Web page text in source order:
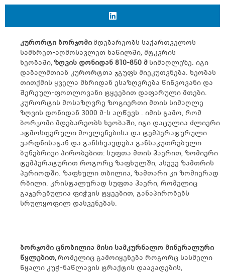
კურორტი ბორჯომი მდებარეობს საქართველოს
სამხრეთ-აღმოსავლეთ ნაწილში, მტკვრის
ხეობაში, ზღვის დონიდან 810-850 მ სიმაღლეზე. იგი
დაბალმთიან კურორტთა ჯგუფს მიეკუთვნება. ხეობას
თითქმის ყველა მხრიდან ესაზღვრება წიწვოვანი და
შერეულ-ფოთლოვანი ტყეებით დაფარული მთები.
კურორტის მოსაზღვრე ზოგიერთი მთის სიმაღლე
ზღვის დონიდან 3000 მ-ს აღწევს . იმის გამო, რომ
ბორჯომი მდებარეობს ხეობაში, იგი დაცულია ძლიერი
ატმოსფერული მოვლენებისა და ტემპერატურული
ვარდნისაგან და განსხვავდება განსაკუთრებული
ბუნებრივი პირობებით: სუფთა მთის ჰაერით, ზომიერი
ტემპერატურით როგორც ზაფხულში, ასევე ზამთრის
პერიოდში. ზაფხული თბილია, ზამთარი კი ზომიერად
რბილი. კრისტალურად სუფთა ჰაერი, რომელიც
გაჯერებულია ფიჭვის ტყეებით, განაპირობებს
სრულყოფილ დასვენებას.
ბორჯომი ცნობილია მისი სამკურნალო მინერალური
წყლებით, რომელიც გამოიყენება როგორც სასმელი
წყალი კუჭ-ნაწლავის ტრაქტის დაავადების,